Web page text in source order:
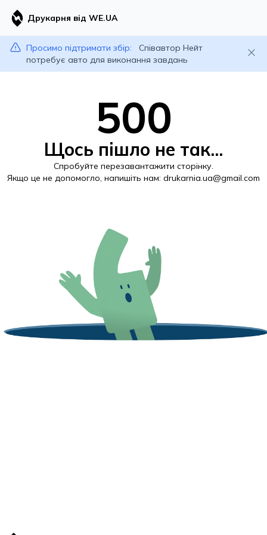
Друкарня від WE.UA
Просимо підтримати збір:
Співавтор Нейт
потребує авто для виконання завдань
500
Щось пішло не так...
Спробуйте перезавантажити сторінку.
Якщо це не допомогло, напишіть нам: drukarnia.ua@gmail.com